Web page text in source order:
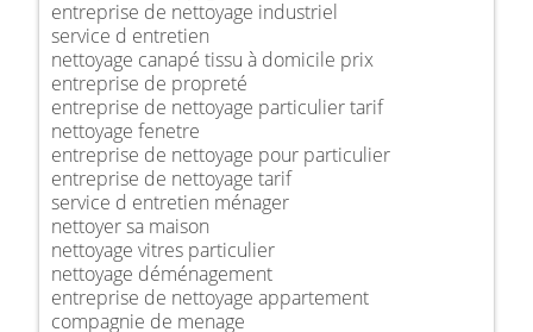
entreprise de nettoyage industriel
service d entretien
nettoyage canapé tissu à domicile prix
entreprise de propreté
entreprise de nettoyage particulier tarif
nettoyage fenetre
entreprise de nettoyage pour particulier
entreprise de nettoyage tarif
service d entretien ménager
nettoyer sa maison
nettoyage vitres particulier
nettoyage déménagement
entreprise de nettoyage appartement
compagnie de menage